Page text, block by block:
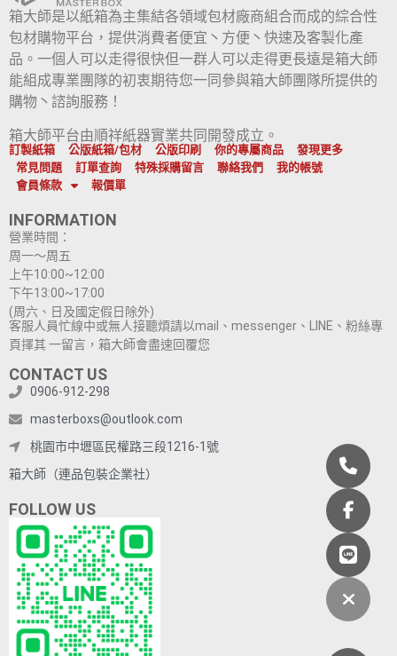
箱大師是以紙箱為主集結各領域包材廠商組合而成的綜合性
包材購物平台，提供消費者便宜丶方便丶快速及客製化產
品。一個人可以走得很快但一群人可以走得更長遠是箱大師
能組成專業團隊的初衷期待您一同參與箱大師團隊所提供的
購物丶諮詢服務！
箱大師平台由順祥紙器實業共同開發成立。
訂製紙箱 公版紙箱/包材 公版印刷 你的專屬商品
發現更多
常見問題
訂單查詢 特殊採購留言 聯絡我們
我的帳號
會員條款
報價單
INFORMATION
營業時間：
周一～周五
上午10:00~12:00
下午13:00~17:00
(周六、日及國定假日除外)
客服人員忙線中或無人接聽煩請以mail、messenger、LINE、粉絲專
頁擇其 一留言，箱大師會盡速回覆您
CONTACT US
0906-912-298
masterboxs@outlook.com
桃園市中壢區民權路三段1216-1號
箱大師（連品包裝企業社）
FOLLOW US